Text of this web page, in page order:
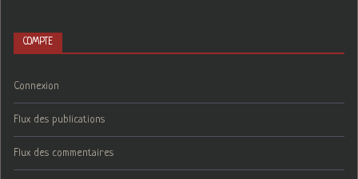
COMPTE
Connexion
Flux des publications
Flux des commentaires